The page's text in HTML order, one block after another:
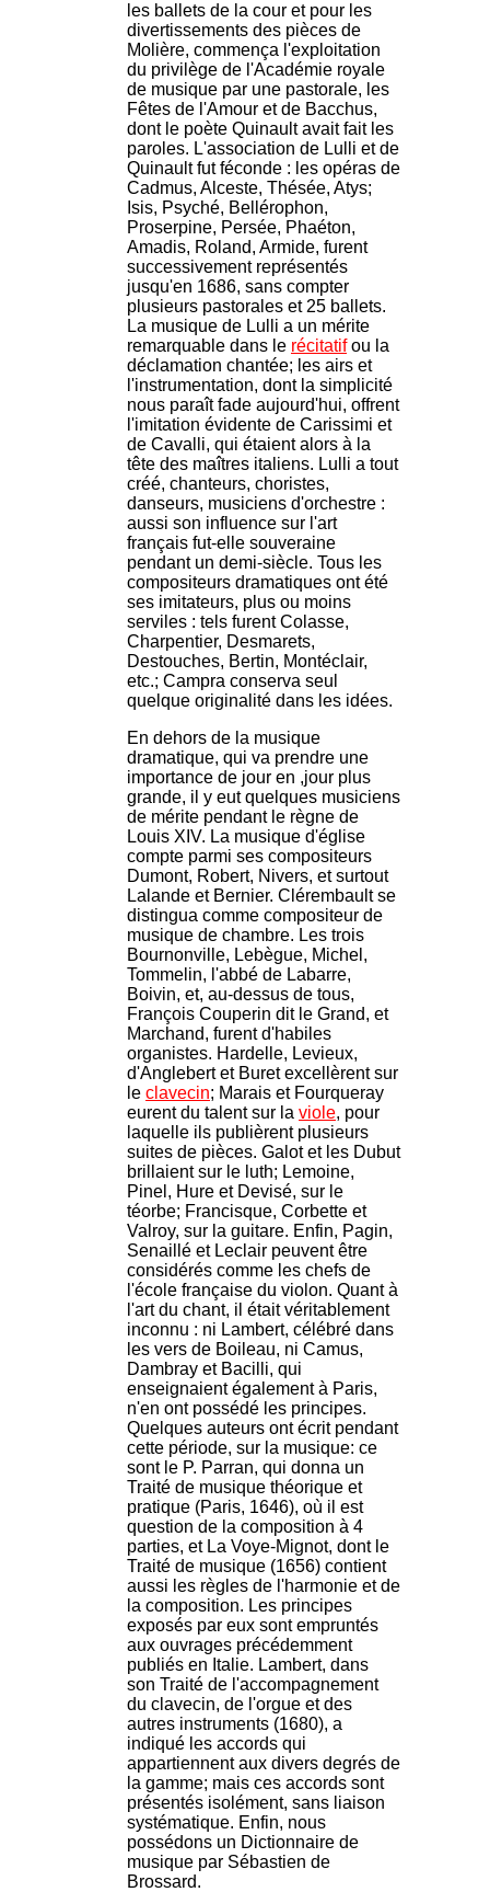
les ballets de la cour et pour les
divertissements des pièces de
Molière, commença l'exploitation
du privilège de l'Académie royale
de musique par une pastorale, les
Fêtes de l'Amour et de Bacchus,
dont le poète Quinault avait fait les
paroles. L'association de Lulli et de
Quinault fut féconde : les opéras de
Cadmus, Alceste, Thésée, Atys;
Isis, Psyché, Bellérophon,
Proserpine, Persée, Phaéton,
Amadis, Roland, Armide, furent
successivement représentés
jusqu'en 1686, sans compter
plusieurs pastorales et 25 ballets.
La musique de Lulli a un mérite
remarquable dans le récitatifou la
déclamation chantée; les airs et
l'instrumentation, dont la simplicité
nous paraît fade aujourd'hui, offrent
l'imitation évidente de Carissimi et
de Cavalli, qui étaient alors à la
tête des maîtres italiens. Lulli a tout
créé, chanteurs, choristes,
danseurs, musiciens d'orchestre :
aussi son influence sur l'art
français fut-elle souveraine
pendant un demi-siècle. Tous les
compositeurs dramatiques ont été
ses imitateurs, plus ou moins
serviles : tels furent Colasse,
Charpentier, Desmarets,
Destouches, Bertin, Montéclair,
etc.; Campra conserva seul
quelque originalité dans les idées.
En dehors de la musique
dramatique, qui va prendre une
importance de jour en ,jour plus
grande, il y eut quelques musiciens
de mérite pendant le règne de
Louis XIV. La musique d'église
compte parmi ses compositeurs
Dumont, Robert, Nivers, et surtout
Lalande et Bernier. Clérembault se
distingua comme compositeur de
musique de chambre. Les trois
Bournonville, Lebègue, Michel,
Tommelin, l'abbé de Labarre,
Boivin, et, au-dessus de tous,
François Couperin dit le Grand, et
Marchand, furent d'habiles
organistes. Hardelle, Levieux,
d'Anglebert et Buret excellèrent sur
le clavecin; Marais et Fourqueray
eurent du talent sur la viole, pour
laquelle ils publièrent plusieurs
suites de pièces. Galot et les Dubut
brillaient sur le luth; Lemoine,
Pinel, Hure et Devisé, sur le
téorbe; Francisque, Corbette et
Valroy, sur la guitare. Enfin, Pagin,
Senaillé et Leclair peuvent être
considérés comme les chefs de
l'école française du violon. Quant à
l'art du chant, il était véritablement
inconnu : ni Lambert, célébré dans
les vers de Boileau, ni Camus,
Dambray et Bacilli, qui
enseignaient également à Paris,
n'en ont possédé les principes.
Quelques auteurs ont écrit pendant
cette période, sur la musique: ce
sont le P. Parran, qui donna un
Traité de musique théorique et
pratique (Paris, 1646), où il est
question de la composition à 4
parties, et La Voye-Mignot, dont le
Traité de musique (1656) contient
aussi les règles de l'harmonie et de
la composition. Les principes
exposés par eux sont empruntés
aux ouvrages précédemment
publiés en Italie. Lambert, dans
son Traité de l'accompagnement
du clavecin, de l'orgue et des
autres instruments (1680), a
indiqué les accords qui
appartiennent aux divers degrés de
la gamme; mais ces accords sont
présentés isolément, sans liaison
systématique. Enfin, nous
possédons un Dictionnaire de
musique par Sébastien de
Brossard.